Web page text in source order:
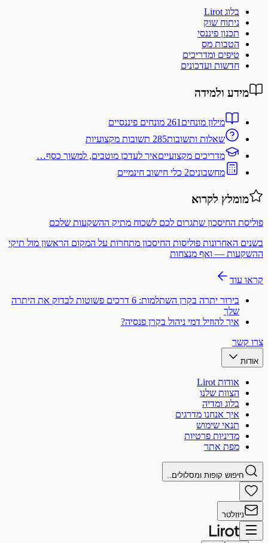
בלוג Lirot
ניתוח שוק
תכנון פיננסי
הטבות מס
טיפים ומדריכים
חדשות ועדכונים
מידע ולמידה
מילון מונחים 261 מונחים פיננסיים
שאלות ותשובות285 תשובות מקצועיות
מדריכים מקצועייםאיך לעדכן מוטבים, למשוך כסף…
מחשבונים2 כלי חישוב חינמיים
מומלץ לקרוא
פוליסת החיסכון שתגרום לכם לשכוח מתיק ההשקעות שלכם
בשנים האחרונות פוליסות החיסכון מתחרות על המקום הראשון מול תיקי
ההשקעות — ואף מנצחות
קראו עוד
בירור יתרה בקרן השתלמות: 6 דרכים פשוטות לבדוק את היתרה
שלך
איך להוזיל דמי ניהול בקרן פנסיה?
צרו קשר
אודות
אודות Lirot
הצוות שלנו
בלוג ומדיה
איך אנחנו מדרגים
תנאי שימוש
מדיניות פרטיות
מפת אתר
חיפוש קופות ומסלולים..
ניוזלטר